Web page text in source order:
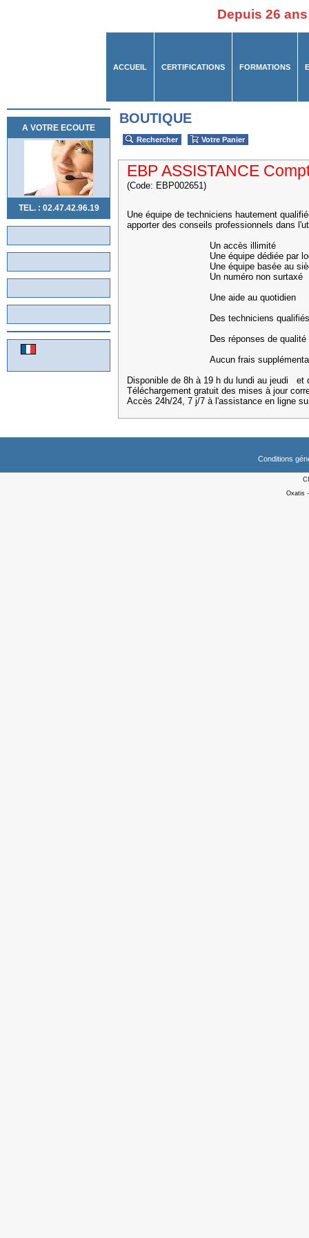
Depuis 26 ans
ACCUEIL CERTIFICATIONS FORMATIONS
A VOTRE ECOUTE
TEL. : 02.47.42.96.19
BOUTIQUE
Rechercher Votre Panier
EBP ASSISTANCE
(Code: EBP002651)
Une équipe de techniciens hautement
apporter des conseils professionnels dans
Un accès illimité
Une équipe dédiée par
Une équipe basée au siège
Un numéro non surtaxé
Une aide au quotidien
Des techniciens qualifiés à
Des réponses de qualité
Aucun frais
Disponible de 8h à 19 h du lundi au jeudi et
Téléchargement gratuit des mises à jour
Accès 24h/24, 7 j/7 à l'assistance en ligne
Conditions
Oxatis